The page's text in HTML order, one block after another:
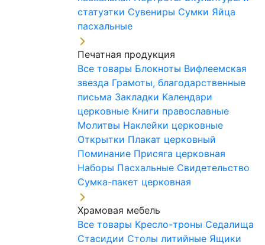
статуэтки Сувениры Сумки Яйца
пасхальные
Печатная продукция
Все товары Блокноты Вифлеемская
звезда Грамоты, благодарственные
письма Закладки Календари
церковные Книги православные
Молитвы Наклейки церковные
Открытки Плакат церковный
Поминание Присяга церковная
Наборы Пасхальные Свидетельство
Сумка-пакет церковная
Храмовая мебель
Все товары Кресло-троны Седалища
Стасидии Столы литийные Ящики